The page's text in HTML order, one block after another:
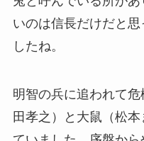
いのは信長だけだと
したね。
明智の兵に追われて
田孝之）と大鼠（松